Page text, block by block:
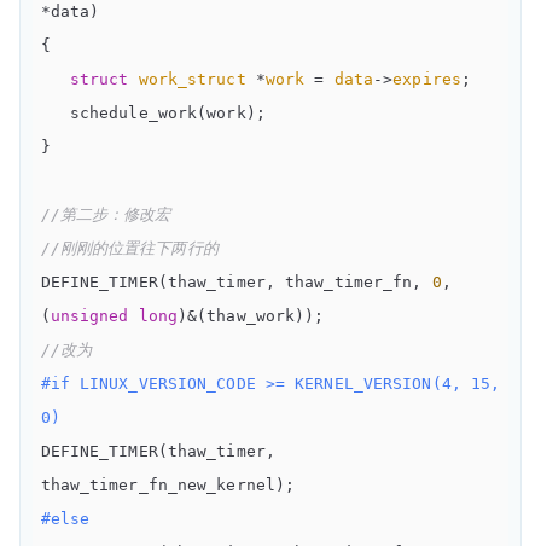
*data)
{
struct
work_struct *work = data ->expires ;
}
//第二步：修改宏
//刚刚的位置往下两行的
DEFINE_TIMER(thaw_timer, thaw_timer_fn, 0 ,
( unsigned long
//改为
#if LINUX_VERSION_CODE >= KERNEL_VERSION(4, 15,
0)
DEFINE_TIMER(thaw_timer,
#else